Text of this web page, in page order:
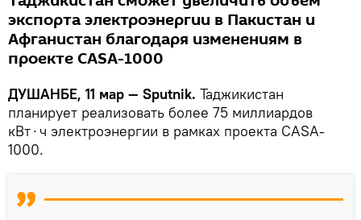
экспорта электроэнергии в Пакистан и
Афганистан благодаря изменениям в
проекте CASA-1000
ДУШАНБЕ, 11 мар — Sputnik. Таджикистан
планирует реализовать более 75 миллиардов
кВт⋅ч электроэнергии в рамках проекта CASA-
1000.